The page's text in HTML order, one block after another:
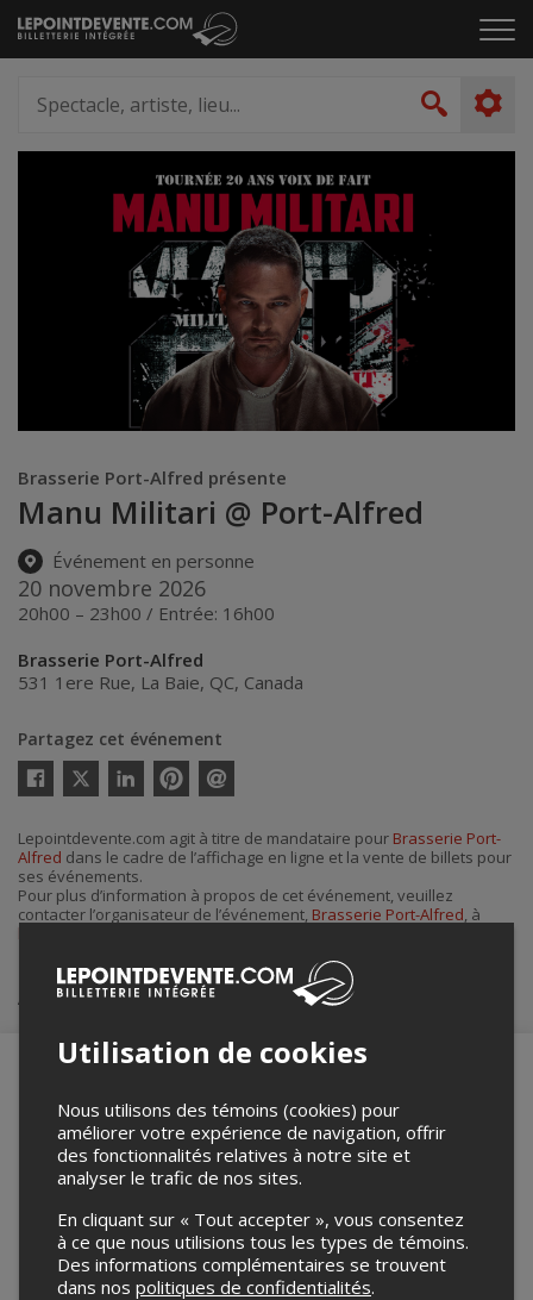
Passer
au
le
artiste,
lieu...
Brasserie Port-Alfred présente
Manu Militari @ Port-Alfred
Événement en personne
20 novembre 2026
20h00 – 23h00 / Entrée: 16h00
Brasserie Port-Alfred
531 1ere Rue, La Baie, QC, Canada
Partagez cet événement
Twitter
courriel
Lepointdevente.com agit à titre de mandataire pour Brasserie Port-
Alfred dans le cadre de l’affichage en ligne et la vente de billets pour
ses événements.
Pour plus d’information à propos de cet événement, veuillez
contacter l’organisateur de l’événement, Brasserie Port-Alfred, à
brasserieportalfred@gmail.com
Achat de billets
Merci de confirmer que vous n'êtes pas un
robot ci-bas.
Utilisation de cookies
Nous utilisons des témoins (cookies) pour
améliorer votre expérience de navigation, offrir
des fonctionnalités relatives à notre site et
analyser le trafic de nos sites.
En cliquant sur « Tout accepter », vous consentez
à ce que nous utilisions tous les types de témoins.
Des informations complémentaires se trouvent
dans nos politiques de confidentialités.